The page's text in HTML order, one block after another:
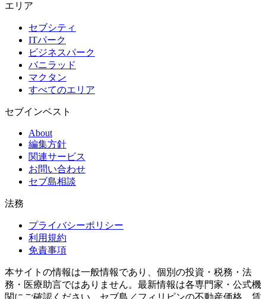
エリア
セブシティ
ITパーク
ビジネスパーク
バニラッド
マクタン
すべてのエリア
セブインベスト
About
編集方針
関連サービス
お問い合わせ
セブ島相談
法務
プライバシーポリシー
利用規約
免責事項
本サイトの情報は一般情報であり、個別の投資・税務・法
務・医療助言ではありません。最新情報は各専門家・公式機
関にご確認ください。セブ島／フィリピンの不動産価格、賃